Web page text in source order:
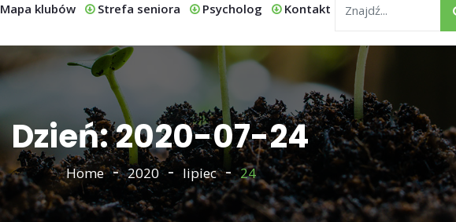
Mapa klubów Strefa seniora Psycholog Kontakt
Dzień: 2020-07-24
Home 2020 lipiec 24